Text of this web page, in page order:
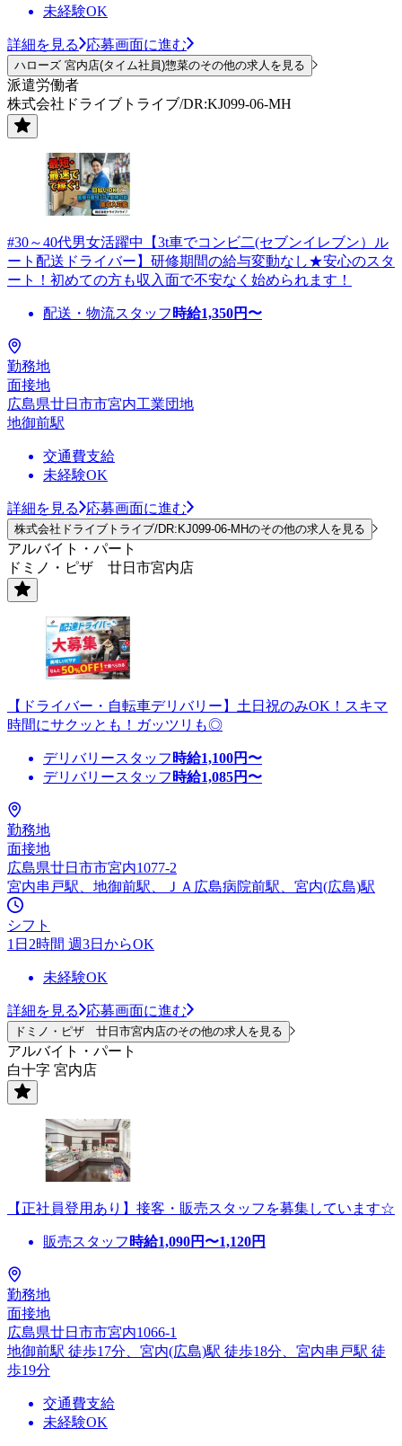
未経験OK
詳細を見る 応募画面に進む
ハローズ 宮内店(タイム社員)惣菜のその他の求人を見る
派遣労働者
株式会社ドライブトライブ/DR:KJ099-06-MH
#30～40代男女活躍中【3t車でコンビ二(セブンイレブン）ル
ート配送ドライバー】研修期間の給与変動なし★安心のスタ
ート！初めての方も収入面で不安なく始められます！
配送・物流スタッフ 時給1,350円〜
勤務地
面接地
広島県廿日市市宮内工業団地
地御前駅
交通費支給
未経験OK
詳細を見る 応募画面に進む
株式会社ドライブトライブ/DR:KJ099-06-MHのその他の求人を見る
アルバイト・パート
ドミノ・ピザ 廿日市宮内店
【ドライバー・自転車デリバリー】土日祝のみOK！スキマ
時間にサクッとも！ガッツリも◎
デリバリースタッフ 時給1,100円〜
デリバリースタッフ 時給1,085円〜
勤務地
面接地
広島県廿日市市宮内1077-2
宮内串戸駅、地御前駅、ＪＡ広島病院前駅、宮内(広島)駅
シフト
1日2時間 週3日からOK
未経験OK
詳細を見る 応募画面に進む
ドミノ・ピザ 廿日市宮内店のその他の求人を見る
アルバイト・パート
白十字 宮内店
【正社員登用あり】接客・販売スタッフを募集しています☆
販売スタッフ 時給1,090円〜1,120円
勤務地
面接地
広島県廿日市市宮内1066-1
地御前駅 徒歩17分、宮内(広島)駅 徒歩18分、宮内串戸駅 徒
歩19分
交通費支給
未経験OK